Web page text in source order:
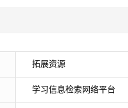
拓展资源
学习信息检索网络平台